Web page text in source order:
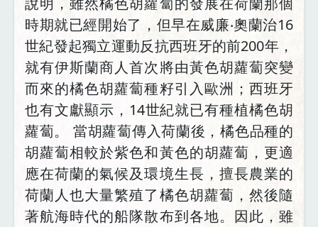
時期就已經開始了，但早在威廉‧奧蘭治16
世紀發起獨立運動反抗西班牙的前200年，
就有伊斯蘭商人首次將由黃色胡蘿蔔突變
而來的橘色胡蘿蔔種籽引入歐洲；西班牙
也有文獻顯示，14世紀就已有種植橘色胡
蘿蔔。 當胡蘿蔔傳入荷蘭後，橘色品種的
胡蘿蔔相較於紫色和黃色的胡蘿蔔，更適
應在荷蘭的氣候及環境生長，擅長農業的
荷蘭人也大量繁殖了橘色胡蘿蔔，然後隨
著航海時代的船隊散布到各地。因此，雖